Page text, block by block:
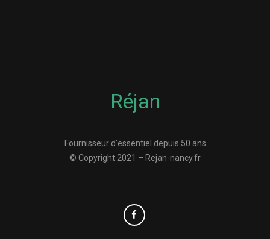
Réjan
Fournisseur d’essentiel depuis 50 ans
© Copyright 2021 – Rejan-nancy.fr